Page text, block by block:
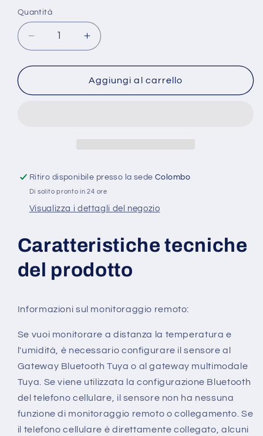
Quantità
Diminuisci
quantità
per
Termometro
Alexa
Google
Home
Aumenta
quantità
per
Sensore
Termometro
Alexa
Google
Home
Aggiungi al carrello
Ritiro disponibile presso la sedeColombo
Di solito pronto in 24 ore
Visualizza i dettagli del negozio
Caratteristiche tecniche
del prodotto
Informazioni sul monitoraggio remoto:
Se vuoi monitorare a distanza la temperatura e
l'umidità, è necessario configurare il sensore al
Gateway Bluetooth Tuya o al gateway multimodale
Tuya. Se viene utilizzata la configurazione Bluetooth
del telefono cellulare, il sensore non ha nessuna
funzione di monitoraggio remoto o collegamento. Se
il telefono cellulare è direttamente collegato, alcuni